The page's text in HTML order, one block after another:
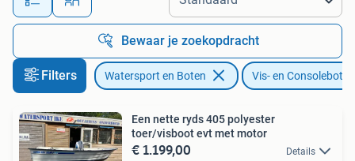
Bewaar je zoekopdracht
Filters Watersport en Boten Vis- en Consoleboten
Een nette ryds 405 polyester
toer/visboot evt met motor
€ 1.199,00 Details